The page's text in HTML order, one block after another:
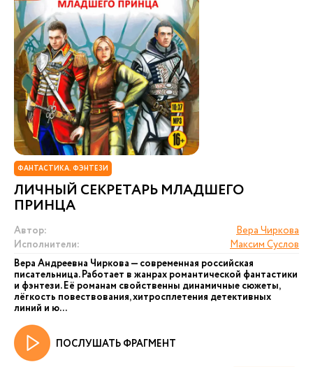
ФАНТАСТИКА. ФЭНТЕЗИ
ЛИЧНЫЙ СЕКРЕТАРЬ МЛАДШЕГО
ПРИНЦА
Автор:
Вера Чиркова
Исполнители:
Максим Суслов
Вера Андреевна Чиркова — современная российская
писательница. Работает в жанрах романтической фантастики
и фэнтези. Её романам свойственны динамичные сюжеты,
лёгкость повествования, хитросплетения детективных
линий и ю...
ПОСЛУШАТЬ ФРАГМЕНТ